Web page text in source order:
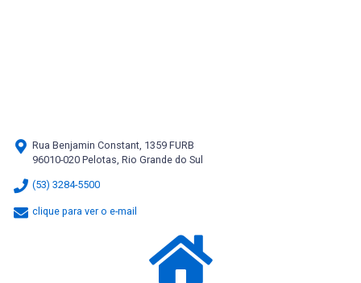
Rua Benjamin Constant, 1359 FURB
96010-020 Pelotas, Rio Grande do Sul
(53) 3284-5500
clique para ver o e-mail